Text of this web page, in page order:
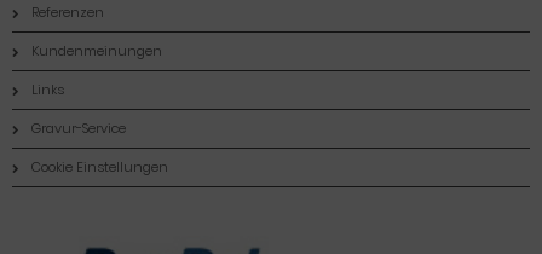
Referenzen
Kundenmeinungen
Links
Gravur-Service
Cookie Einstellungen